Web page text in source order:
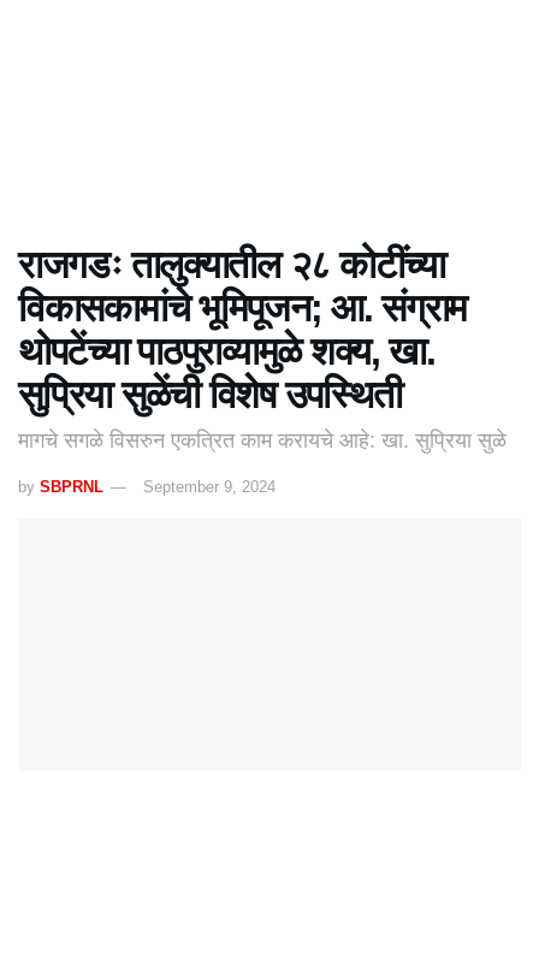
राजगडः तालुक्यातील २८ कोटींच्या
विकासकामांचे भूमिपूजन; आ. संग्राम
थोपटेंच्या पाठपुराव्यामुळे शक्य, खा.
सुप्रिया सुळेंची विशेष उपस्थिती
मागचे सगळे विसरुन एकत्रित काम करायचे आहे: खा. सुप्रिया सुळे
by SBPRNL September 9, 2024